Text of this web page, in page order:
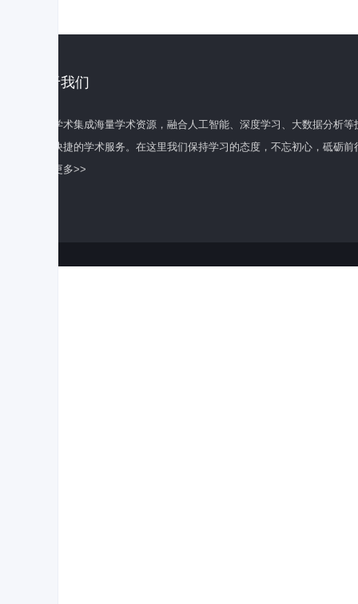
关于我们
百度学术集成海量学术资源，融合人工智能、深度学习、大数据分析
全面快捷的学术服务。在这里我们保持学习的态度，不忘初心，砥砺前
了解更多>>